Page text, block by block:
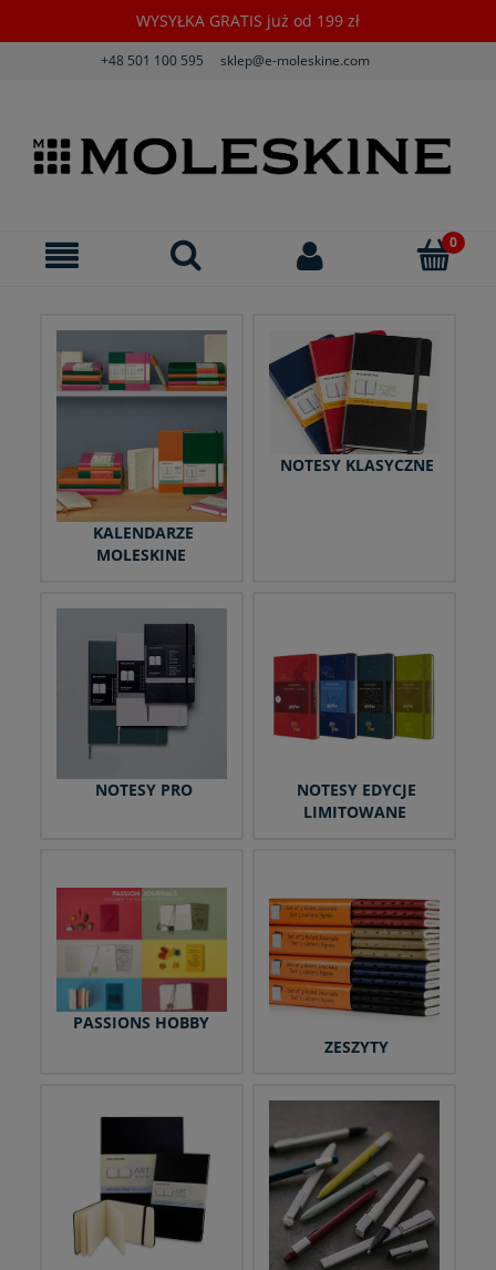
WYSYŁKA GRATIS już od 199 zł
+48 501 100 595 sklep@e-moleskine.com
KALENDARZE
MOLESKINE
NOTESY KLASYCZNE
NOTESY PRO
NOTESY EDYCJE
LIMITOWANE
PASSIONS HOBBY
ZESZYTY